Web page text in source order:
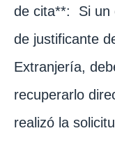
de cita**: Si un
de justificante
Extranjería,
recuperarlo
realizó la